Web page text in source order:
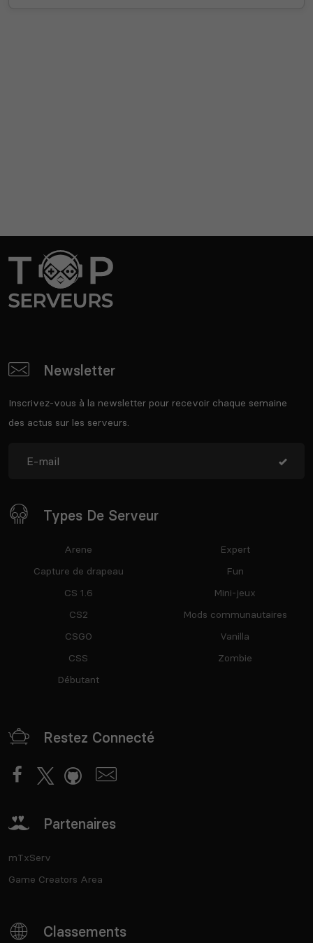
Newsletter
Inscrivez-vous à la newsletter pour recevoir chaque semaine
des actus sur les serveurs.
Types De Serveur
Arene
Capture de drapeau
CS 1.6
CS2
CSGO
CSS
Débutant
Expert
Fun
Mini-jeux
Mods communautaires
Vanilla
Zombie
Restez Connecté
Partenaires
mTxServ
Game Creators Area
Classements